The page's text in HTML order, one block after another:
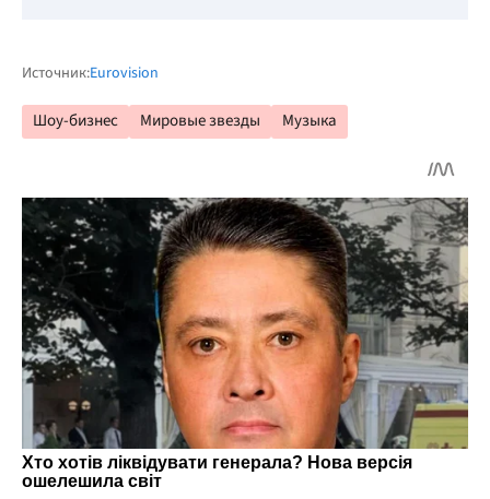
Источник:Eurovision
Шоу-бизнес Мировые звезды Музыка